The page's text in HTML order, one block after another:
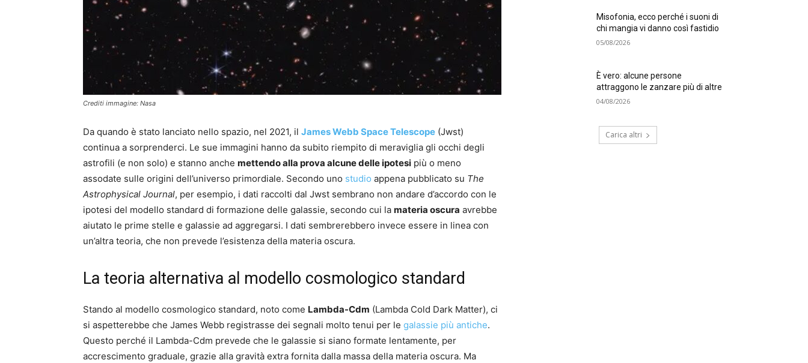
Crediti immagine: Nasa
Da quando è stato lanciato nello spazio, nel 2021, il James Webb Space Telescope (Jwst)
continua a sorprenderci. Le sue immagini hanno da subito riempito di meraviglia gli occhi degli
astrofili (e non solo) e stanno anche mettendo alla prova alcune delle ipotesi più o meno
assodate sulle origini dell’universo primordiale. Secondo uno studio appena pubblicato su The
Astrophysical Journal, per esempio, i dati raccolti dal Jwst sembrano non andare d’accordo con le
ipotesi del modello standard di formazione delle galassie, secondo cui la materia oscura avrebbe
aiutato le prime stelle e galassie ad aggregarsi. I dati sembrerebbero invece essere in linea con
un’altra teoria, che non prevede l’esistenza della materia oscura.
La teoria alternativa al modello cosmologico standard
Stando al modello cosmologico standard, noto come Lambda-Cdm (Lambda Cold Dark Matter), ci
si aspetterebbe che James Webb registrasse dei segnali molto tenui per le galassie più antiche.
Questo perché il Lambda-Cdm prevede che le galassie si siano formate lentamente, per
accrescimento graduale, grazie alla gravità extra fornita dalla massa della materia oscura. Ma
Misofonia, ecco perché i suoni di
chi mangia vi danno così fastidio
05/08/2026
È vero: alcune persone
attraggono le zanzare più di altre
04/08/2026
Carica altri